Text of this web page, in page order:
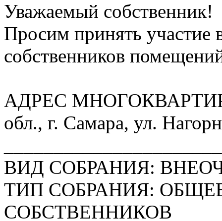
Уважаемый собственник!
Просим принять участие
собственников
АДРЕС
обл., г. Самара, ул.
ВИД СОБРАНИЯ:
ТИП СОБРАНИЯ:
СОБСТВЕННИКОВ